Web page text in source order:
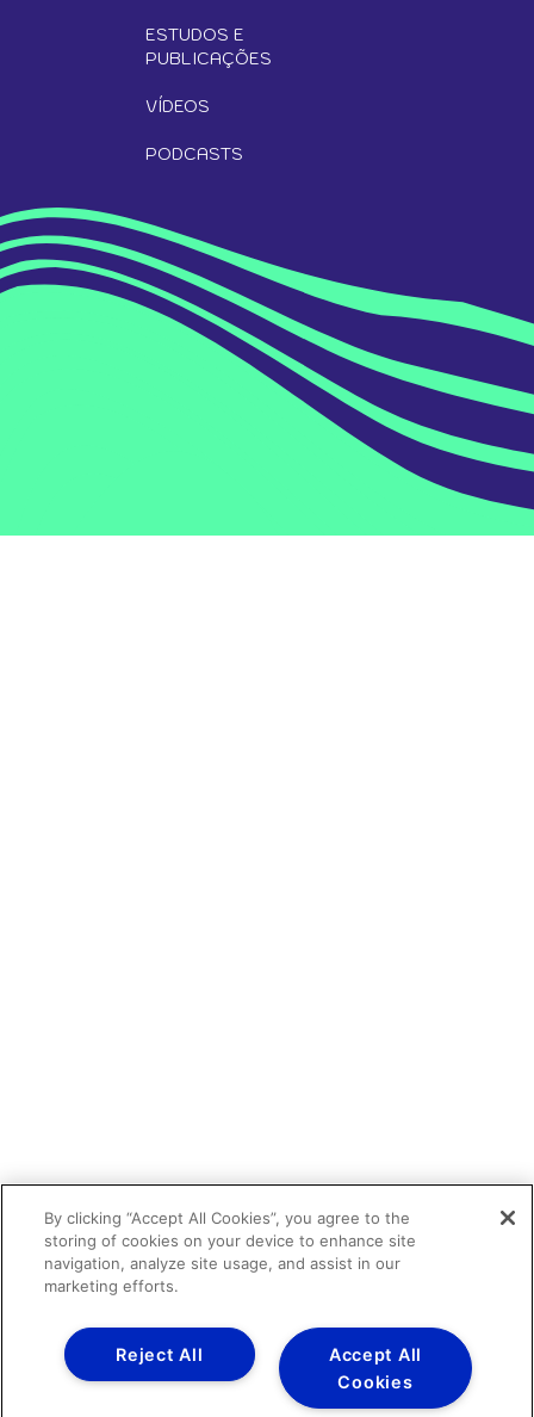
ESTUDOS E
PUBLICAÇÕES
VÍDEOS
PODCASTS
By clicking “Accept All Cookies”, you agree to the
storing of cookies on your device to enhance site
navigation, analyze site usage, and assist in our
marketing efforts.
Accept All
Cookies
Reject All